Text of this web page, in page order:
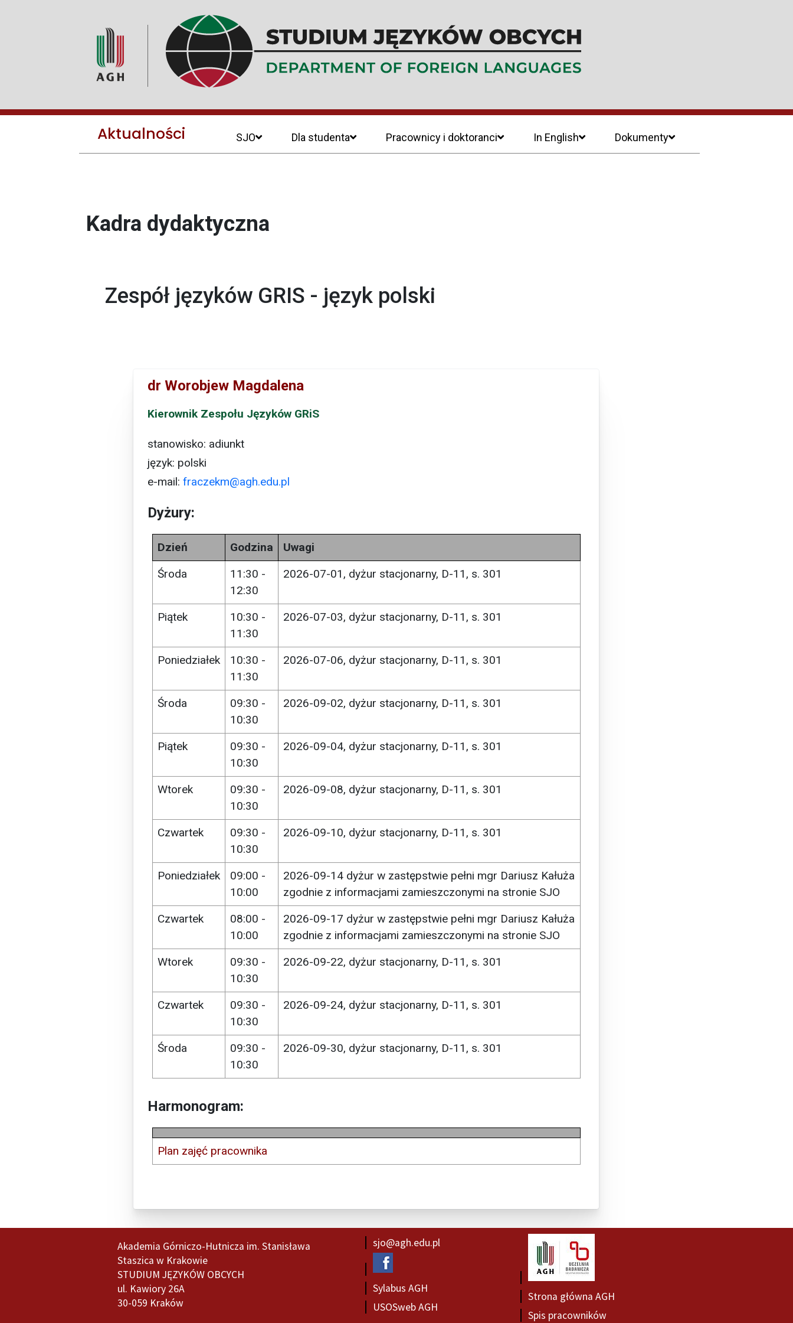
Aktualności SJO Dla studenta Pracownicy i doktoranci In English Dokumenty
Kadra dydaktyczna
Zespół języków GRIS - język polski
dr Worobjew Magdalena
Kierownik Zespołu Języków GRiS
stanowisko: adiunkt
język: polski
e-mail:fraczekm@agh.edu.pl
Dyżury:
Dzień Godzina
Uwagi
Środa
11:30 -
12:30
2026-07-01, dyżur stacjonarny, D-11, s. 301
Piątek
10:30 -
11:30
2026-07-03, dyżur stacjonarny, D-11, s. 301
Poniedziałek
10:30 -
11:30
2026-07-06, dyżur stacjonarny, D-11, s. 301
Środa
09:30 -
10:30
2026-09-02, dyżur stacjonarny, D-11, s. 301
Piątek
09:30 -
10:30
2026-09-04, dyżur stacjonarny, D-11, s. 301
Wtorek
09:30 -
10:30
2026-09-08, dyżur stacjonarny, D-11, s. 301
Czwartek
09:30 -
10:30
2026-09-10, dyżur stacjonarny, D-11, s. 301
Poniedziałek
09:00 -
10:00
2026-09-14 dyżur w zastępstwie pełni mgr Dariusz Kałuża
zgodnie z informacjami zamieszczonymi na stronie SJO
Czwartek
08:00 -
10:00
2026-09-17 dyżur w zastępstwie pełni mgr Dariusz Kałuża
zgodnie z informacjami zamieszczonymi na stronie SJO
Wtorek
09:30 -
10:30
2026-09-22, dyżur stacjonarny, D-11, s. 301
Czwartek
09:30 -
10:30
2026-09-24, dyżur stacjonarny, D-11, s. 301
Środa
09:30 -
10:30
2026-09-30, dyżur stacjonarny, D-11, s. 301
Harmonogram:
Plan zajęć pracownika
Akademia Górniczo-Hutnicza im. Stanisława
Staszica w Krakowie
STUDIUM JĘZYKÓW OBCYCH
ul. Kawiory 26A
30-059 Kraków
sjo@agh.edu.pl
Sylabus AGH
USOSweb AGH
Strona główna AGH
Spis pracowników